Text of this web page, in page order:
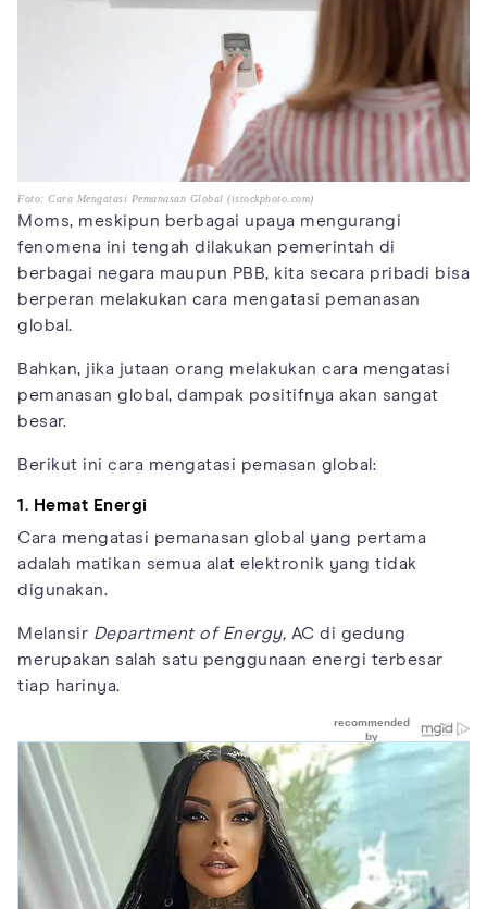
Foto: Cara Mengatasi Pemanasan Global (istockphoto.com)
Moms, meskipun berbagai upaya mengurangi
fenomena ini tengah dilakukan pemerintah di
berbagai negara maupun PBB, kita secara pribadi bisa
berperan melakukan cara mengatasi pemanasan
global.
Bahkan, jika jutaan orang melakukan cara mengatasi
pemanasan global, dampak positifnya akan sangat
besar.
Berikut ini cara mengatasi pemasan global:
1. Hemat Energi
Cara mengatasi pemanasan global yang pertama
adalah matikan semua alat elektronik yang tidak
digunakan.
Melansir Department of Energy, AC di gedung
merupakan salah satu penggunaan energi terbesar
tiap harinya.